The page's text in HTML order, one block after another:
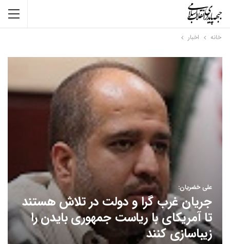
خانه اخبار
علی خضریان:
جریان غرب گرا و دولت در تلاش هستند
تا آمریکای با ریاست جمهوری بایدن را
زیباسازی کنند